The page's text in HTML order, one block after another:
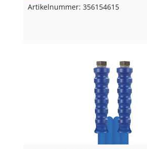
Artikelnummer: 356154615